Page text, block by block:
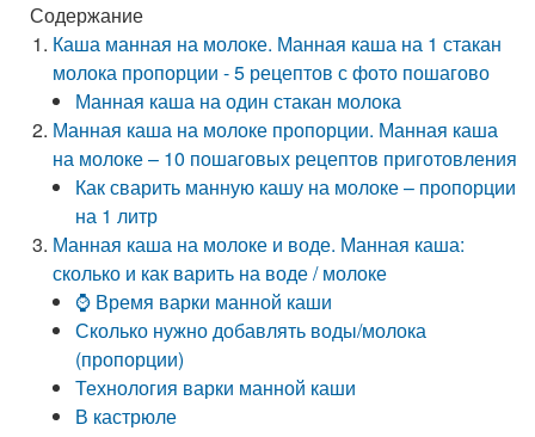
Содержание
Каша манная на молоке. Манная каша на 1 стакан
молока пропорции - 5 рецептов с фото пошагово
Манная каша на один стакан молока
Манная каша на молоке пропорции. Манная каша
на молоке – 10 пошаговых рецептов приготовления
Как сварить манную кашу на молоке – пропорции
на 1 литр
Манная каша на молоке и воде. Манная каша:
сколько и как варить на воде / молоке
⌚ Время варки манной каши
Сколько нужно добавлять воды/молока
(пропорции)
Технология варки манной каши
В кастрюле